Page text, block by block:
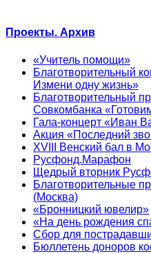
Проекты. Архив
«Учитель помощи»
Благотворительный
Измени одну жизнь»
Благотворительный
Совкомбанка
Гала-концерт «Иван
Акция «Последний
XVIII Венский бал в
Русфонд.Марафон
Щедрый вторник
Благотворительные
(Москва)
«Бронницкий ювелир»
«На день рождения
Сбор для
Бюллетень доноров